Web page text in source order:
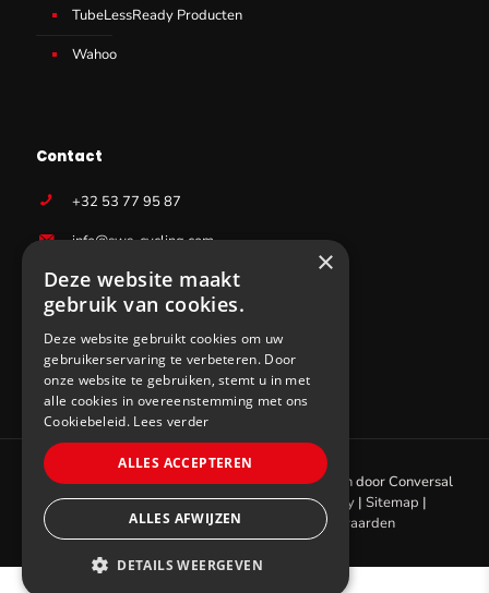
TubeLessReady Producten
Wahoo
Contact
+32 53 77 95 87
info@sws-cycling.com
BE 0831403727
Website laten makendoorConversal
© 2021 SWS Cycling. All
rights reserved |Cookie policy|Privacy policy | Sitemap |
Algemene verkoops- en leveringsvoorwaarden
×
Deze website maakt
gebruik van cookies.
Deze website gebruikt cookies om uw
gebruikerservaring te verbeteren. Door
onze website te gebruiken, stemt u in met
alle cookies in overeenstemming met ons
Cookiebeleid. Lees verder
ALLES ACCEPTEREN
ALLES AFWIJZEN
DETAILS WEERGEVEN